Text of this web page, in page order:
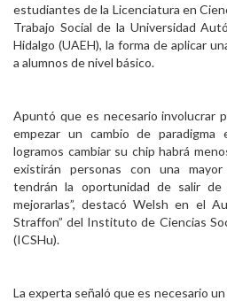
estudiantes de la Licenciatura en
Trabajo Social de la Universidad
Hidalgo (UAEH), la forma de aplicar
a alumnos de nivel básico.
Apuntó que es necesario involucrar
empezar un cambio de paradigma
logramos cambiar su chip habrá
existirán personas con una mayor
tendrán la oportunidad de salir de
mejorarlas”, destacó Welsh en el
Straffon” del Instituto de Ciencias
(ICSHu).
La experta señaló que es necesario